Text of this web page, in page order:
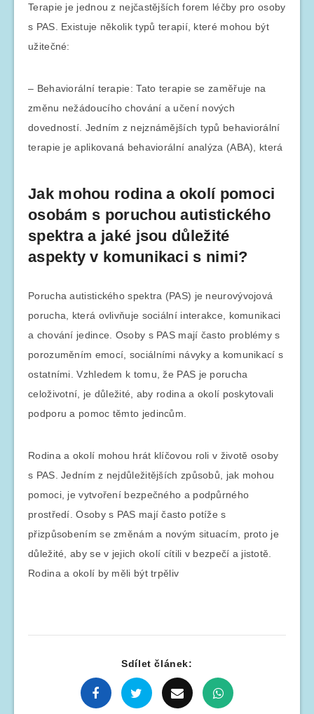
Terapie je jednou z nejčastějších forem léčby pro osoby
s PAS. Existuje několik typů terapií, které mohou být
užitečné:
– Behaviorální terapie: Tato terapie se zaměřuje na
změnu nežádoucího chování a učení nových
dovedností. Jedním z nejznámějších typů behaviorální
terapie je aplikovaná behaviorální analýza (ABA), která
Jak mohou rodina a okolí pomoci
osobám s poruchou autistického
spektra a jaké jsou důležité
aspekty v komunikaci s nimi?
Porucha autistického spektra (PAS) je neurovývojová
porucha, která ovlivňuje sociální interakce, komunikaci
a chování jedince. Osoby s PAS mají často problémy s
porozuměním emocí, sociálními návyky a komunikací s
ostatními. Vzhledem k tomu, že PAS je porucha
celoživotní, je důležité, aby rodina a okolí poskytovali
podporu a pomoc těmto jedincům.
Rodina a okolí mohou hrát klíčovou roli v životě osoby
s PAS. Jedním z nejdůležitějších způsobů, jak mohou
pomoci, je vytvoření bezpečného a podpůrného
prostředí. Osoby s PAS mají často potíže s
přizpůsobením se změnám a novým situacím, proto je
důležité, aby se v jejich okolí cítili v bezpečí a jistotě.
Rodina a okolí by měli být trpěliv
Sdílet článek: